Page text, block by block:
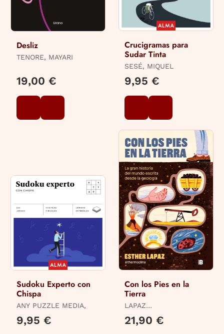
Desliz
TENORE, MAYARI
19,00 €
Crucigramas para
Sudar Tinta
SESÉ, MIQUEL
9,95 €
Sudoku Experto con
Chispa
ANY PUZZLE MEDIA,
9,95 €
Con los Pies en la
Tierra
LAPAZ
ESTHER
21,90 €